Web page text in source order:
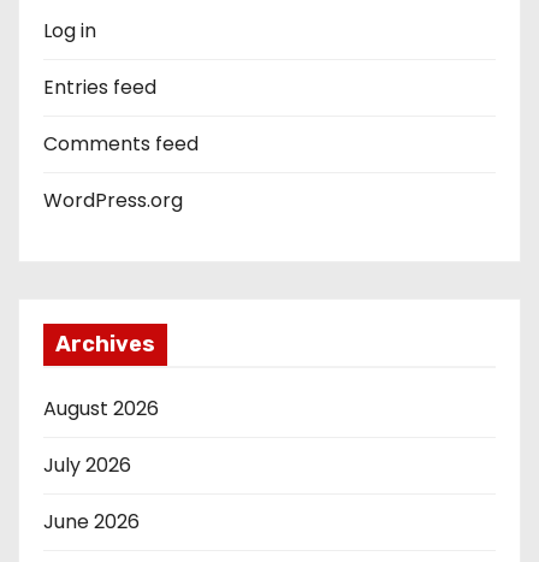
Log in
Entries feed
Comments feed
WordPress.org
Archives
August 2026
July 2026
June 2026